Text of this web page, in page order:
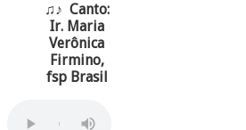
♫♪ Canto:
Ir. Maria
Verônica
Firmino,
fsp Brasil